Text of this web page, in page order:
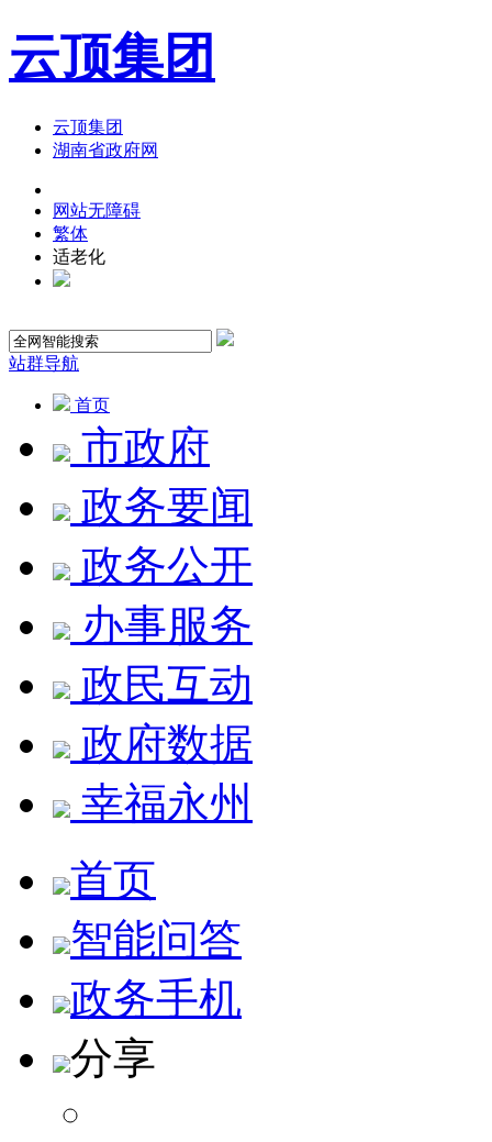
云顶集团
云顶集团
湖南省政府网
网站无障碍
繁体
适老化
站群导航
首页
市政府
政务要闻
政务公开
办事服务
政民互动
政府数据
幸福永州
首页
智能问答
政务手机
分享